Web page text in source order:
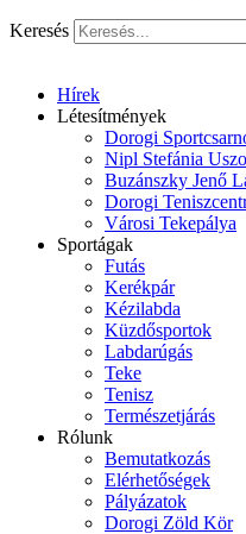
Keresés
Hírek
Létesítmények
Dorogi
Nipl Stefánia
Buzánszky Jenő
Dorogi
Városi Tekepálya
Sportágak
Futás
Kerékpár
Kézilabda
Küzdősportok
Labdarúgás
Teke
Tenisz
Természetjárás
Rólunk
Bemutatkozás
Elérhetőségek
Pályázatok
Dorogi Zöld Kör